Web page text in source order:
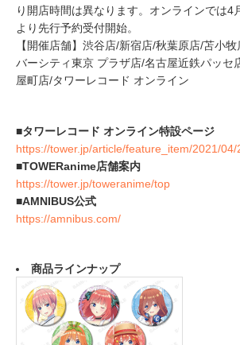
り開店時間は異なります。オンラインでは4
より先行予約受付開始。
【開催店舗】渋谷店/新宿店/秋葉原店/苫小
バーシティ東京 プラザ店/名古屋近鉄パッセ
屋町店/タワーレコード オンライン
■タワーレコード オンライン特設ページ
https://tower.jp/article/feature_item/2021/04/
■TOWERanime店舗案内
https://tower.jp/toweranime/top
■AMNIBUS公式
https://amnibus.com/
商品ラインナップ